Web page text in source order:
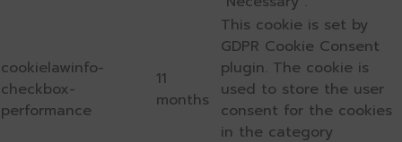
cookielawinfo-
checkbox-
performance
11
months
This cookie is set by
GDPR Cookie Consent
plugin. The cookie is
used to store the user
consent for the cookies
in the category